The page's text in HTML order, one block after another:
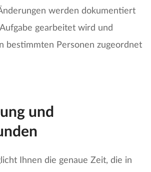
werden dokumentiert
gearbeitet wird und
bestimmten Personen zugeordnet
und
Ihnen die genaue Zeit, die in